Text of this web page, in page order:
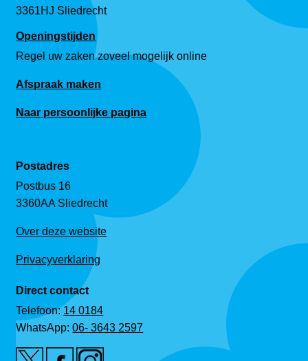
3361HJ Sliedrecht
Openingstijden
Regel uw zaken zoveel mogelijk online
Afspraak maken
Naar persoonlijke pagina
Postadres
Postbus 16
3360AA Sliedrecht
Over deze website
Privacyverklaring
Direct contact
Telefoon:14 0184
WhatsApp:06- 3643 2597